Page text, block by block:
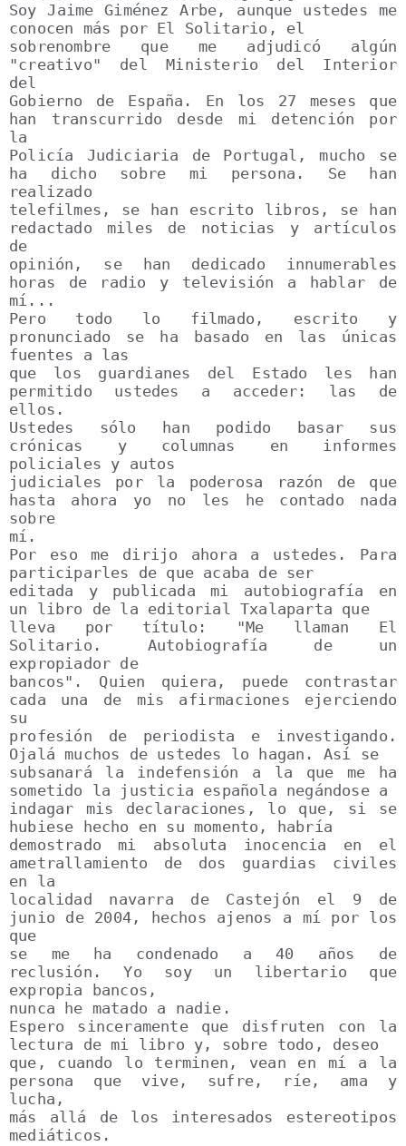
Soy Jaime Giménez Arbe, aunque ustedes me
conocen más por El Solitario, el
sobrenombre que me adjudicó algún
"creativo" del Ministerio del Interior
del
Gobierno de España. En los 27 meses que
han transcurrido desde mi detención por
la
Policía Judiciaria de Portugal, mucho se
ha dicho sobre mi persona. Se han
realizado
telefilmes, se han escrito libros, se han
redactado miles de noticias y artículos
de
opinión, se han dedicado innumerables
horas de radio y televisión a hablar de
mí...
Pero todo lo filmado, escrito y
pronunciado se ha basado en las únicas
fuentes a las
que los guardianes del Estado les han
permitido ustedes a acceder: las de
ellos.
Ustedes sólo han podido basar sus
crónicas y columnas en informes
policiales y autos
judiciales por la poderosa razón de que
hasta ahora yo no les he contado nada
sobre
mí.
Por eso me dirijo ahora a ustedes. Para
participarles de que acaba de ser
editada y publicada mi autobiografía en
un libro de la editorial Txalaparta que
lleva por título: "Me llaman El
Solitario. Autobiografía de un
expropiador de
bancos". Quien quiera, puede contrastar
cada una de mis afirmaciones ejerciendo
su
profesión de periodista e investigando.
Ojalá muchos de ustedes lo hagan. Así se
subsanará la indefensión a la que me ha
sometido la justicia española negándose a
indagar mis declaraciones, lo que, si se
hubiese hecho en su momento, habría
demostrado mi absoluta inocencia en el
ametrallamiento de dos guardias civiles
en la
localidad navarra de Castejón el 9 de
junio de 2004, hechos ajenos a mí por los
que
se me ha condenado a 40 años de
reclusión. Yo soy un libertario que
expropia bancos,
nunca he matado a nadie.
Espero sinceramente que disfruten con la
lectura de mi libro y, sobre todo, deseo
que, cuando lo terminen, vean en mí a la
persona que vive, sufre, ríe, ama y
lucha,
más allá de los interesados estereotipos
mediáticos.